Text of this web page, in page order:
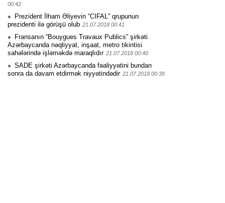
00:42
Prezident İlham Əliyevin “CIFAL” qrupunun
prezidenti ilə görüşü olub 21.07.2018 00:41
Fransanın “Bouygues Travaux Publics” şirkəti
Azərbaycanda nəqliyyat, inşaat, metro tikintisi
sahələrində işləməkdə maraqlıdır 21.07.2018 00:40
SADE şirkəti Azərbaycanda fəaliyyətini bundan
sonra da davam etdirmək niyyətindədir 21.07.2018 00:39